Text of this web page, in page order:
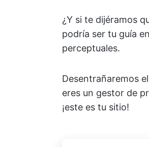
¿Y si te dijéramos
podría ser tu guía
perceptuales.
Desentrañaremos
eres un gestor de
¡este es tu sitio!